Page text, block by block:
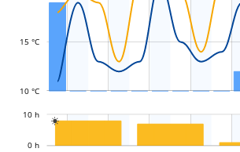
10 °C
15 °C

0 h
10 h